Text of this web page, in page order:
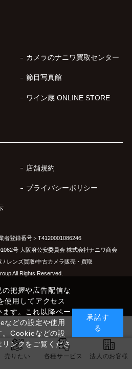
売りたい 各種サービス 法人のお客様
カメラのナニワ買取センター
節目写真館
ワイン蔵 ONLINE STORE
店舗規約
プライバシーポリシー
者登録番号＞T4120001086246
号 大阪府公安委員会 株式会社ナニワ商会
/ レンズ買取/中古カメラ販売・買取
All Rights Reserved.
把握や広告配信な
使用してアクセス
す。これ以降ペー
などの設定や使用
。Cookieなどの設
ンクをご覧くださ
承諾す
る